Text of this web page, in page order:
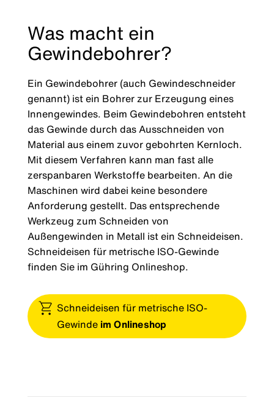
Was macht ein
Gewindebohrer?
Ein Gewindebohrer (auch Gewindeschneider
genannt) ist ein Bohrer zur Erzeugung eines
Innengewindes. Beim Gewindebohren entsteht
das Gewinde durch das Ausschneiden von
Material aus einem zuvor gebohrten Kernloch.
Mit diesem Verfahren kann man fast alle
zerspanbaren Werkstoffe bearbeiten. An die
Maschinen wird dabei keine besondere
Anforderung gestellt. Das entsprechende
Werkzeug zum Schneiden von
Außengewinden in Metall ist ein Schneideisen.
Schneideisen für metrische ISO-Gewinde
finden Sie im Gühring Onlineshop.
Schneideisen für metrische ISO-
Gewinde im Onlineshop